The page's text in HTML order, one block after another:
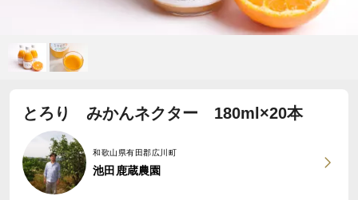
とろり みかんネクター 180ml×20本
和歌山県有田郡広川町
池田鹿蔵農園